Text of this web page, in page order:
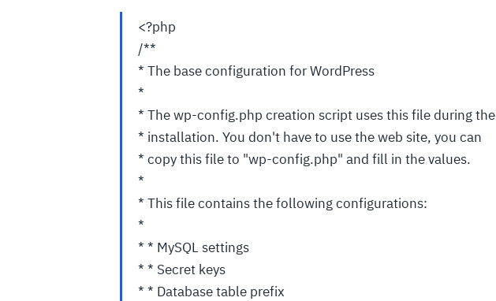
<?php
/**
* The base configuration for WordPress
*
* The wp-config.php creation script uses this file during the
* installation. You don't have to use the web site, you can
* copy this file to "wp-config.php" and fill in the values.
*
* This file contains the following configurations:
*
* * MySQL settings
* * Secret keys
* * Database table prefix